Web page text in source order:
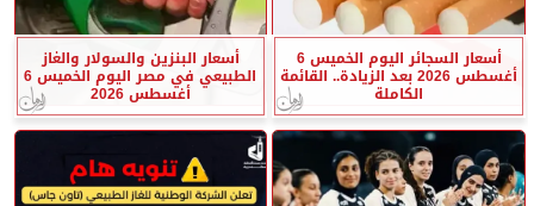
أسعار السجائر اليوم الخميس 6
أغسطس 2026 بعد الزيادة.. القائمة
الكاملة
أسعار البنزين والسولار والغاز
الطبيعي في مصر اليوم الخميس 6
أغسطس 2026